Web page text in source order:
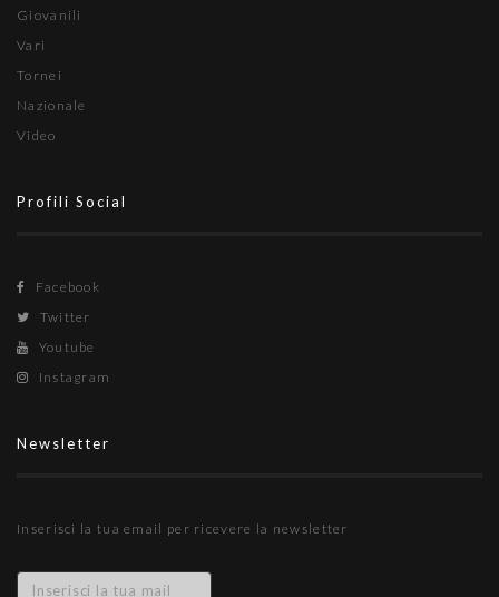
Giovanili
Vari
Tornei
Nazionale
Video
Profili Social
Facebook
Twitter
Youtube
Instagram
Newsletter
Inserisci la tua email per ricevere la newsletter